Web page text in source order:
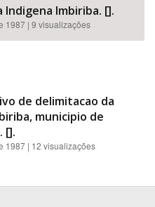
Indigena Imbiriba. [].
1987 | 9 visualizações
de delimitacao da
municipio de
[].
1987 | 12 visualizações